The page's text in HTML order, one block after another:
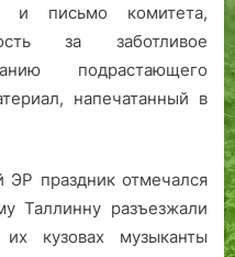
и письмо комитета,
за заботливое
подрастающего
напечатанный в
ЭР праздник отмечался
Таллинну разъезжали
кузовах музыканты